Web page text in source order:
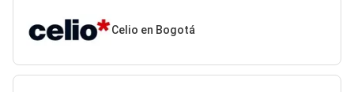
Celio en Bogotá